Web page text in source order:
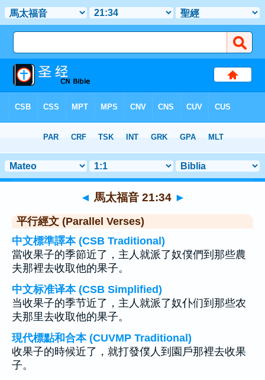
章 21> 聖經金句 34
◄ 馬太福音 21:34 ►
平行經文 (Parallel Verses)
中文標準譯本 (CSB Traditional)
當收果子的季節近了，主人就派了奴僕們到那些農
夫那裡去收取他的果子。
中文标准译本 (CSB Simplified)
当收果子的季节近了，主人就派了奴仆们到那些农
夫那里去收取他的果子。
現代標點和合本 (CUVMP Traditional)
收果子的時候近了，就打發僕人到園戶那裡去收果
子。